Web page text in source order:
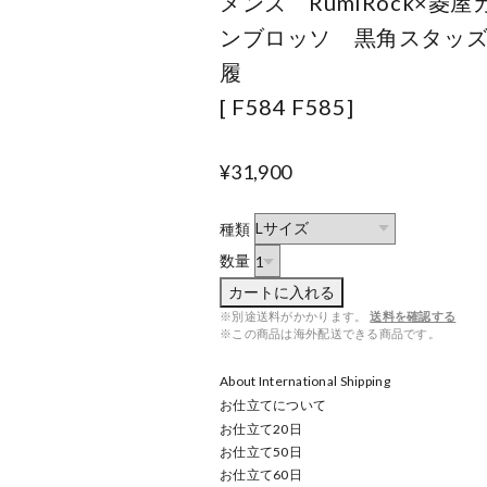
ンブロッソ 黒角スタッ
履
[ F584 F585]
¥31,900
種類
数量
カートに入れる
※別途送料がかかります。
送料を確認する
※この商品は海外配送できる商品です。
About International Shipping
お仕立てについて
お仕立て20 日
お仕立て50 日
お仕立て60 日